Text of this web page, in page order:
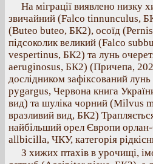
На міграції виявлено низку
звичайний (Falco tinnunculus,
(Buteo buteo, БК2), осоїд
підсоколик великий (Falco
vespertinus, БК2) та лунь
aeruginosus, БК2) (Причепа,
дослідником зафіксований
pygargus, Червона книга
вид) та шуліка чорний (Milvus
вразливий вид, БК2)
найбільший орел Європи орлан-
allbicilla, ЧКУ, категорія
З хижих птахів в урочищі,